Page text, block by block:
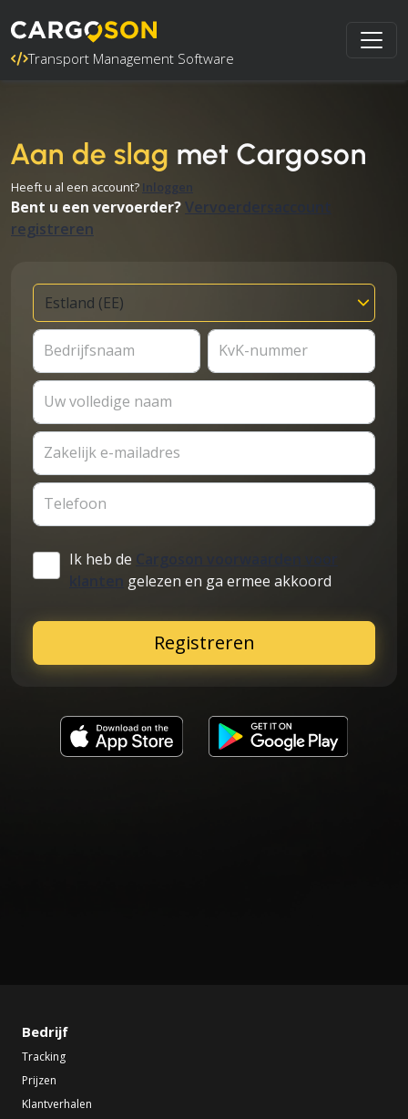
Transport Management Software
Aan de slag met Cargoson
Heeft u al een account? Inloggen
Bent u een vervoerder?Vervoerdersaccount
registreren
Bedrijfsnaam KvK-nummer
Uw volledige naam
Zakelijk e-mailadres
Telefoon
Ik heb de
Cargoson voorwaarden voor
gelezen en ga ermee akkoord
Registreren
Bedrijf
Tracking
Prijzen
Klantverhalen